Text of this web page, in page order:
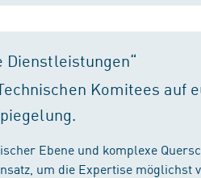
Komitees auf
Ebene und komplexe
um die Expertise